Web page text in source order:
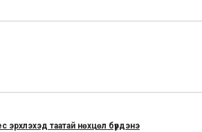
эрхлэхэд таатай нөхцөл бүрдэнэ